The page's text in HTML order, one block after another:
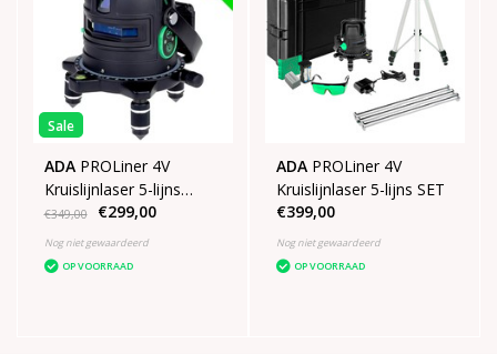
Sale
ADA PROLiner 4V
Kruislijnlaser 5-lijns
groen
€349,00 €299,00
Nog niet gewaardeerd
OP VOORRAAD
ADA PROLiner 4V
Kruislijnlaser 5-lijns SET
€399,00
Nog niet gewaardeerd
OP VOORRAAD